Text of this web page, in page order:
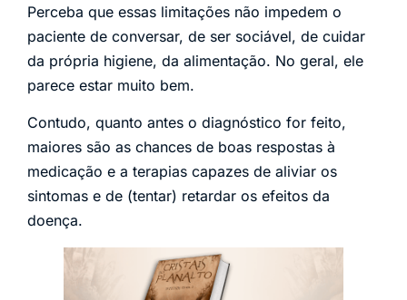
Perceba que essas limitações não impedem o
paciente de conversar, de ser sociável, de cuidar
da própria higiene, da alimentação. No geral, ele
parece estar muito bem.
Contudo, quanto antes o diagnóstico for feito,
maiores são as chances de boas respostas à
medicação e a terapias capazes de aliviar os
sintomas e de (tentar) retardar os efeitos da
doença.